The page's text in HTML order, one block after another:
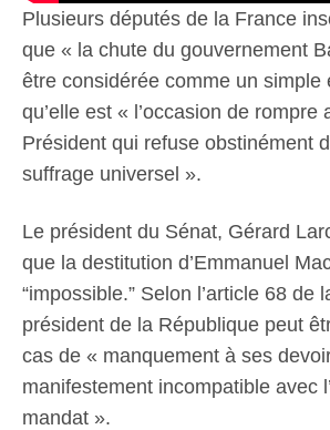
Plusieurs députés de la France
que « la chute du gouvernement
être considérée comme un simple
qu’elle est « l’occasion de rompre
Président qui refuse obstinément
suffrage universel ».
Le président du Sénat, Gérard
que la destitution d’Emmanuel
“impossible.” Selon l’article 68 de
président de la République peut
cas de « manquement à ses
manifestement incompatible avec
mandat ».